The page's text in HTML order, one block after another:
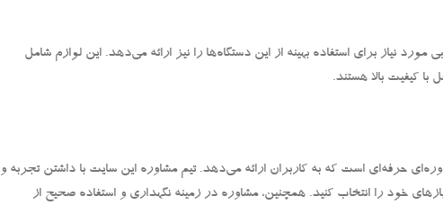
نیاز برای استفاده بهینه از این دستگاه‌ها را نیز ارائه می‌دهد. این لوازم شامل
کیفیت بالا هستند.
حرفه‌ای است که به کاربران ارائه می‌دهد. تیم مشاوره این سایت با داشتن تجربه و
خود را انتخاب کنید. همچنین، مشاوره در زمینه نگهداری و استفاده صحیح از